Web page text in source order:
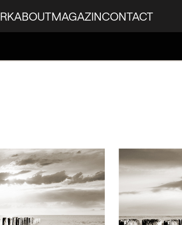
ABOUTMAGAZINCONTACT